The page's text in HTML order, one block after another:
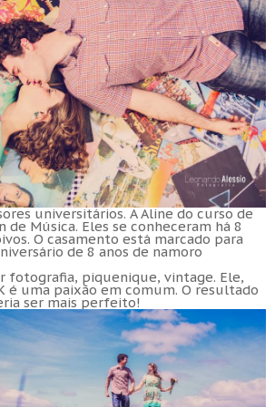
universitários. A Aline do curso de
de Música. Eles se conheceram há 8
O casamento está marcado para
de 8 anos de namoro
fotografia, piquenique, vintage. Ele,
é uma paixão em comum. O resultado
ser mais perfeito!